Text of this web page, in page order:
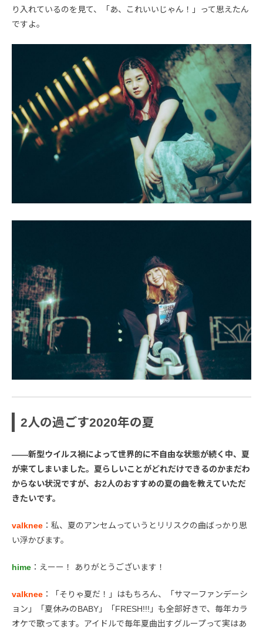
り入れているのを見て、「あ、これいいじゃん！」って思えたん
ですよ。
2人の過ごす2020年の夏
――新型ウイルス禍によって世界的に不自由な状態が続く中、夏
が来てしまいました。夏らしいことがどれだけできるのかまだわ
からない状況ですが、お2人のおすすめの夏の曲を教えていただ
きたいです。
valknee ：私、夏のアンセムっていうとリリスクの曲ばっかり思
い浮かびます。
hime ：えーー！ ありがとうございます！
valknee ：「そりゃ夏だ！」はもちろん、「サマーファンデーシ
ョン」「夏休みのBABY」「FRESH!!!」も全部好きで、毎年カラ
オケで歌ってます。アイドルで毎年夏曲出すグループって実はあ